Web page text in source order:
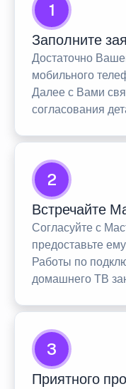
1
Заполните
Достаточно
мобильного
Далее с Вами
согласования
2
Встречайте
Согласуйте с
предоставьте
Работы по
домашнего ТВ
3
Приятного